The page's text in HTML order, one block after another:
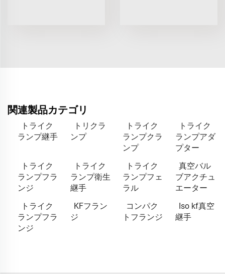
関連製品カテゴリ
トライク
ランプ継手
トリクラ
ンプ
トライク
ランプクラ
ンプ
トライク
ランプアダ
プター
トライク
ランプフラ
ンジ
トライク
ランプ衛生
継手
トライク
ランプフェ
ラル
真空バル
ブアクチュ
エーター
トライク
ランプフラ
ンジ
KFフラン
ジ
コンパク
トフランジ
Iso kf真空
継手